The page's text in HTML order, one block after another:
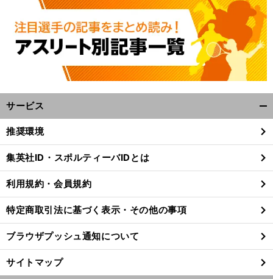
サービス
閉
る
推奨環境
集英社ID・スポルティーバIDとは
利用規約・会員規約
特定商取引法に基づく表示・その他の事項
ブラウザプッシュ通知について
サイトマップ